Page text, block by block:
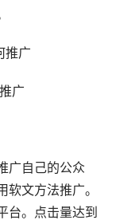
广
自己的公众
软文方法推广。
台。点击量达到